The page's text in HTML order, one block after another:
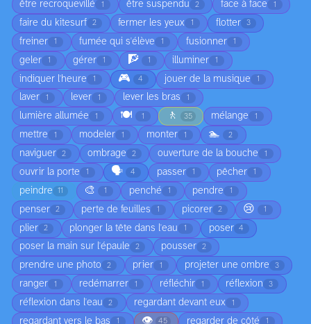
être recroquevillé 1 être suspendu 2 face à face 1
faire du kitesurf 2 fermer les yeux 1 flotter 3
freiner 1 fumée qui s'élève 1 fusionner 1
geler 1 gérer 1 🧗 1 illuminer 1
indiquer l'heure 1 🎮 4 jouer de la musique 1
laver 1 lever 1 lever les bras 1
lumière allumée 1 🍽️ 1 🚶 35 mélange 1
mettre 1 modeler 1 monter 1 🏊 2
naviguer 2 ombrage 2 ouverture de la bouche 1
ouvrir la porte 1 🗣️ 4 passer 1 pêcher 1
peindre 11 🎨 1 penché 1 pendre 1
penser 2 perte de feuilles 1 picorer 2 😢 1
plier 2 plonger la tête dans l'eau 1 poser 4
poser la main sur l'épaule 2 pousser 2
prendre une photo 2 prier 1 projeter une ombre 3
ranger 1 redémarrer 1 réfléchir 1 réflexion 3
réflexion dans l'eau 2 regardant devant eux 1
regardant vers le bas 1 👁️ 45 regarder de côté 1